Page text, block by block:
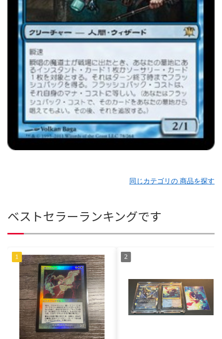
同じカテゴリの 商品を探す
ベストセラーランキングです